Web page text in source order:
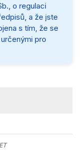
o regulaci
a že jste
s tím, že se
pro